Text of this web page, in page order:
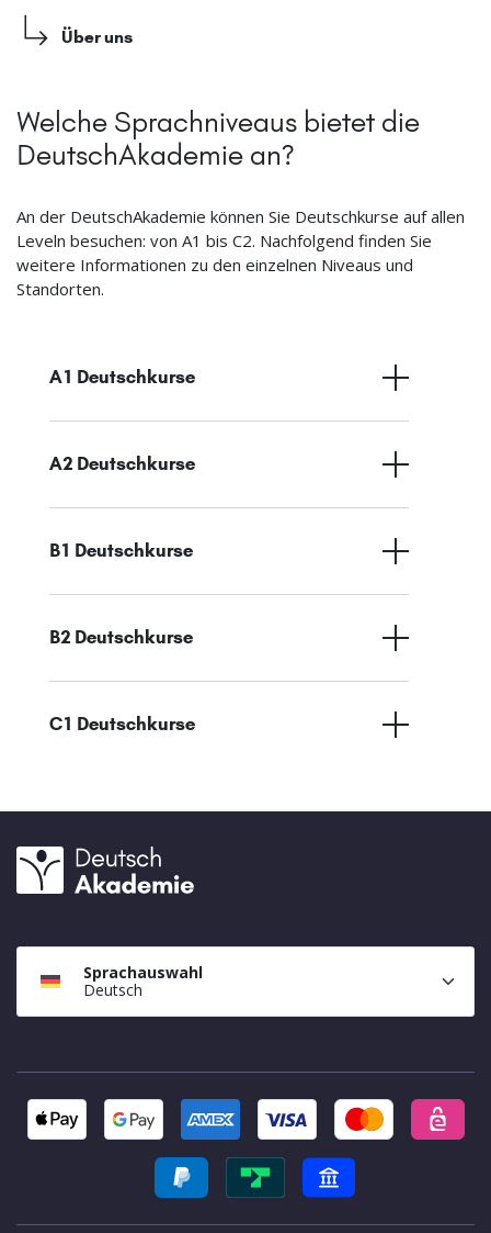
Über uns
Welche Sprachniveaus bietet die
DeutschAkademie an?
An der DeutschAkademie können Sie Deutschkurse auf allen
Leveln besuchen: von A1 bis C2. Nachfolgend finden Sie
weitere Informationen zu den einzelnen Niveaus und
Standorten.
A1 Deutschkurse
A2 Deutschkurse
B1 Deutschkurse
B2 Deutschkurse
C1 Deutschkurse
Sprachauswahl
Deutsch